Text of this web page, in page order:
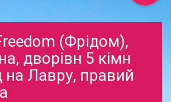
(Фрідом),
дворівн 5 кімн
Лавру, правий